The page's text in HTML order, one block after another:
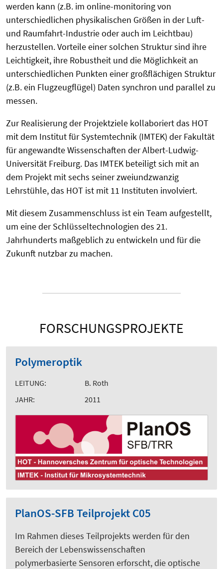
werden kann (z.B. im online-monitoring von
unterschiedlichen physikalischen Größen in der Luft-
und Raumfahrt-Industrie oder auch im Leichtbau)
herzustellen. Vorteile einer solchen Struktur sind ihre
Leichtigkeit, ihre Robustheit und die Möglichkeit an
unterschiedlichen Punkten einer großflächigen Struktur
(z.B. ein Flugzeugflügel) Daten synchron und parallel zu
messen.
Zur Realisierung der Projektziele kollaboriert das HOT
mit dem Institut für Systemtechnik (IMTEK) der Fakultät
für angewandte Wissenschaften der Albert-Ludwig-
Universität Freiburg. Das IMTEK beteiligt sich mit an
dem Projekt mit sechs seiner zweiundzwanzig
Lehrstühle, das HOT ist mit 11 Instituten involviert.
Mit diesem Zusammenschluss ist ein Team aufgestellt,
um eine der Schlüsseltechnologien des 21.
Jahrhunderts maßgeblich zu entwickeln und für die
Zukunft nutzbar zu machen.
FORSCHUNGSPROJEKTE
Polymeroptik
LEITUNG:
B. Roth
JAHR:
2011
PlanOS-SFB Teilprojekt C05
Im Rahmen dieses Teilprojekts werden für den
Bereich der Lebenswissenschaften
polymerbasierte Sensoren erforscht, die optische